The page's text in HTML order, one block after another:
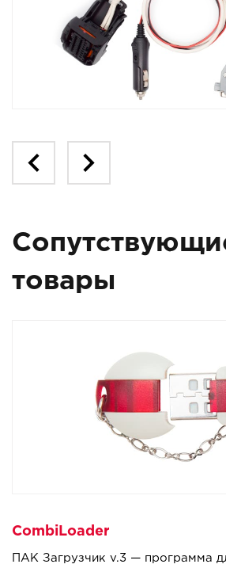
товары
CombiLoader
ПАК Загрузчик v.3 — программа